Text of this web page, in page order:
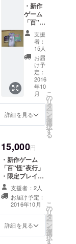
時に同
梱・同
封させ
て頂き
ます）
ゲーム
紹介
ペー
ジ：：
http://p
enanddi
ce.web
crow.jp/
onmyo
usai.ht
紹介
ペー
ジ：
http://p
enanddi
ce.web
crow.jp/
korobo
kkuru.h
「かい
ちん」
をセッ
トでお
送りし
ます。
※和菓子
「かい
ちん」
の消費
期限は2
週間で
す。お
早めに
ゲーム
ペー
ジ：
http://p
enanddi
ce.web
crow.jp/
kaichin.
・新作
ゲーム
「百"怪
"夜行」
＋限定
プロモ
カード
・カー
ドゲー
ム「三
千世界
の烏を
殺し、
主と朝
寝がし
てみた
限定ポ
スター
・ボー
ドゲー
ム「陰
陽賽」
＋限定
拡張ユ
ニット
ドゲー
ム「コ
支援
者：
15人
お届
け予
定：
2016
年10
月
詳細を見る
こ
の
リ
タ
ー
ン
を
選
択
す
る
15,000円
・新作ゲーム
「百"怪"夜行」
・限定プレイ
マット ・限定プ
ロモーション
カード ・お名前
をマニュアルに
記載 新作
「百"怪"夜行」
支援者：2人
お届け予定：
2016年10月
詳細を見る
こ
の
リ
タ
ー
ン
を
選
択
す